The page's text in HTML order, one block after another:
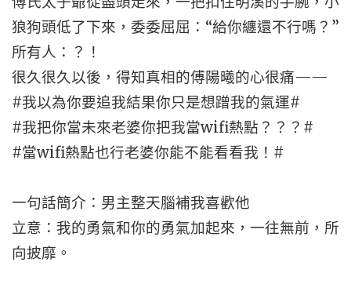
狼狗頭低了下來，委委屈屈：“給你纏還不行嗎？”
所有人：？！
很久很久以後，得知真相的傅陽曦的心很痛——
#我以為你要追我結果你只是想蹭我的氣運#
#我把你當未來老婆你把我當wifi熱點？？？#
#當wifi熱點也行老婆你能不能看看我！#
一句話簡介：男主整天腦補我喜歡他
立意：我的勇氣和你的勇氣加起來，一往無前，所
向披靡。